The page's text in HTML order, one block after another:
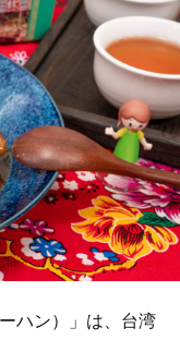
ハン）」は、台湾